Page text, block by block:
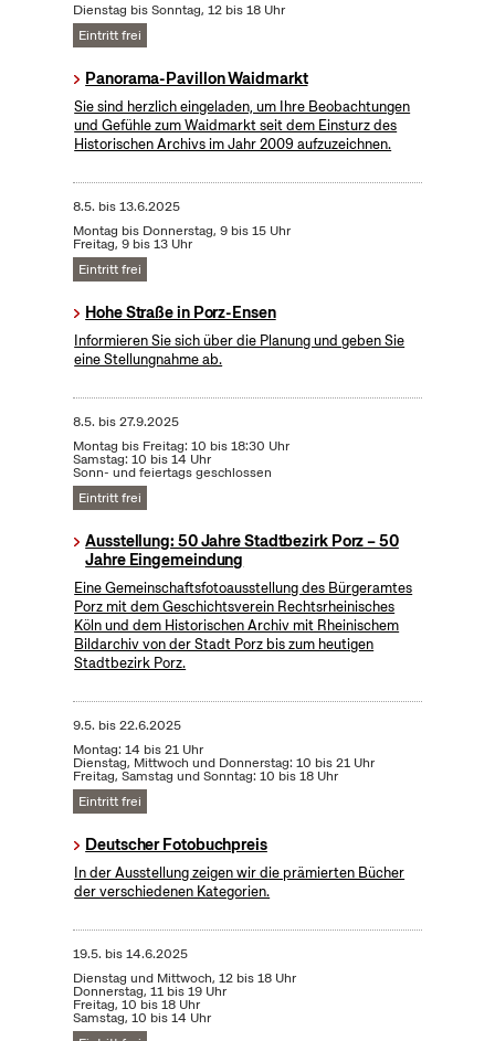
Dienstag bis Sonntag, 12 bis 18 Uhr
Eintritt frei
Panorama-Pavillon Waidmarkt
Sie sind herzlich eingeladen, um Ihre Beobachtungen
und Gefühle zum Waidmarkt seit dem Einsturz des
Historischen Archivs im Jahr 2009 aufzuzeichnen.
8.5. bis13.6.2025
Montag bis Donnerstag, 9 bis 15 Uhr
Freitag, 9 bis 13 Uhr
Eintritt frei
Hohe Straße in Porz-Ensen
Informieren Sie sich über die Planung und geben Sie
eine Stellungnahme ab.
8.5. bis27.9.2025
Montag bis Freitag: 10 bis 18:30 Uhr
Samstag: 10 bis 14 Uhr
Sonn- und feiertags geschlossen
Eintritt frei
Ausstellung: 50 Jahre Stadtbezirk Porz – 50
Jahre Eingemeindung
Eine Gemeinschaftsfotoausstellung des Bürgeramtes
Porz mit dem Geschichtsverein Rechtsrheinisches
Köln und dem Historischen Archiv mit Rheinischem
Bildarchiv von der Stadt Porz bis zum heutigen
Stadtbezirk Porz.
9.5. bis22.6.2025
Montag: 14 bis 21 Uhr
Dienstag, Mittwoch und Donnerstag: 10 bis 21 Uhr
Freitag, Samstag und Sonntag: 10 bis 18 Uhr
Eintritt frei
Deutscher Fotobuchpreis
In der Ausstellung zeigen wir die prämierten Bücher
der verschiedenen Kategorien.
19.5. bis14.6.2025
Dienstag und Mittwoch, 12 bis 18 Uhr
Donnerstag, 11 bis 19 Uhr
Freitag, 10 bis 18 Uhr
Samstag, 10 bis 14 Uhr